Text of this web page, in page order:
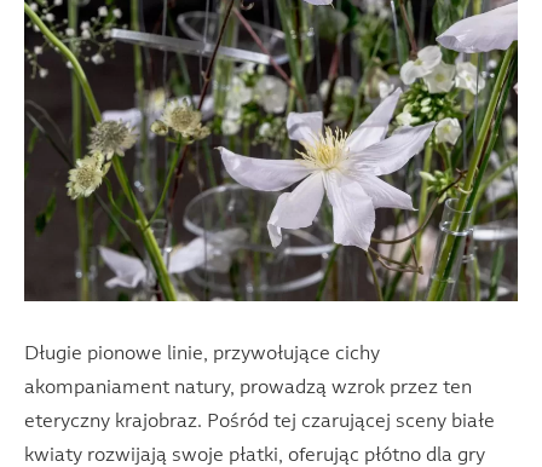
Długie pionowe linie, przywołujące cichy
akompaniament natury, prowadzą wzrok przez ten
eteryczny krajobraz. Pośród tej czarującej sceny białe
kwiaty rozwijają swoje płatki, oferując płótno dla gry